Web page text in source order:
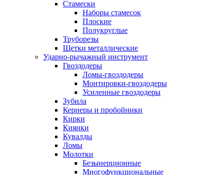
Стамески
Наборы стамесок
Плоские
Полукруглые
Труборезы
Щетки металлические
Ударно-рычажный инструмент
Гвоздодеры
Ломы-гвоздодеры
Монтировки-гвоздодеры
Усиленные гвоздодеры
Зубила
Кернеры и пробойники
Кирки
Киянки
Кувалды
Ломы
Молотки
Безынерционные
Многофункциональные